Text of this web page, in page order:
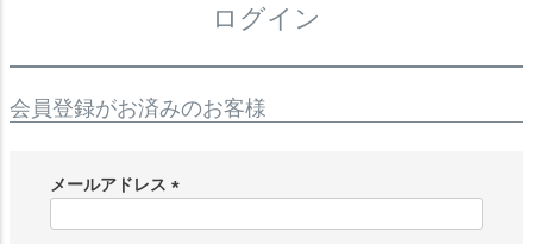
ログイン
会員登録がお済みのお客様
メールアドレス